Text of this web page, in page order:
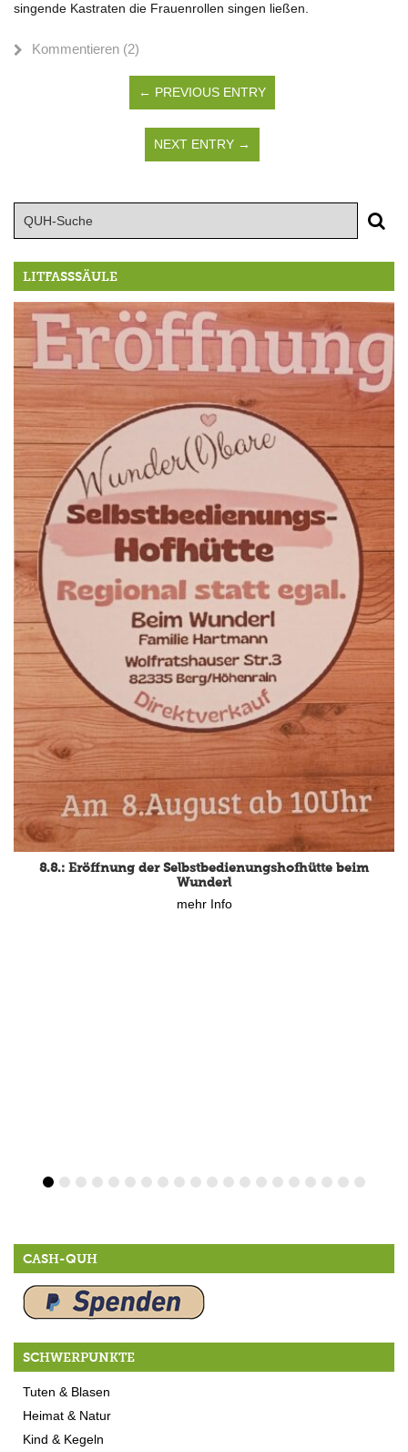
singende Kastraten die Frauenrollen singen ließen.
Kommentieren (2)
← PREVIOUS ENTRY
NEXT ENTRY →
LITFASSSÄULE
8.8.: Eröffnung der Selbstbedienungshofhütte beim
Wunderl
mehr Info
CASH-QUH
SCHWERPUNKTE
Tuten & Blasen
Heimat & Natur
Kind & Kegeln